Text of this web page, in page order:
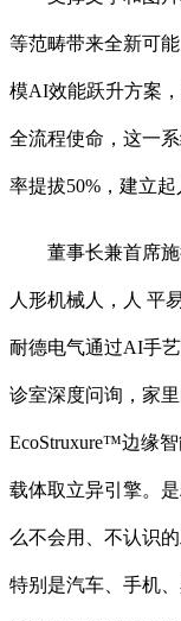
等范畴带来全新可
模AI效能跃升方案
全流程使命，这一
率提拔50%，建立起
董事长兼首席施
人形机械人，人 平
耐德电气通过AI手
诊室深度问询，家
EcoStruxure™边缘
载体取立异引擎。
么不会用、不认识
特别是汽车、手机